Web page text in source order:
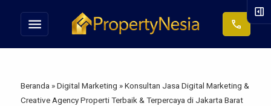
menu call
Beranda »Digital Marketing »Konsultan Jasa Digital Marketing &
Creative Agency Properti Terbaik & Terpercaya di Jakarta Barat
right_panel_open